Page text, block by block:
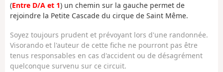
(Entre D/A et 1) un chemin sur la gauche permet de
rejoindre la Petite Cascade du cirque de Saint Même.
Soyez toujours prudent et prévoyant lors d'une randonnée.
Visorando et l'auteur de cette fiche ne pourront pas être
tenus responsables en cas d'accident ou de désagrément
quelconque survenu sur ce circuit.